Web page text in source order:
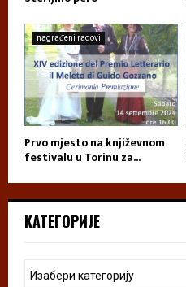
nagrađeni radovi
Prvo mjesto na književnom
festivalu u Torinu za...
КАТЕГОРИЈЕ